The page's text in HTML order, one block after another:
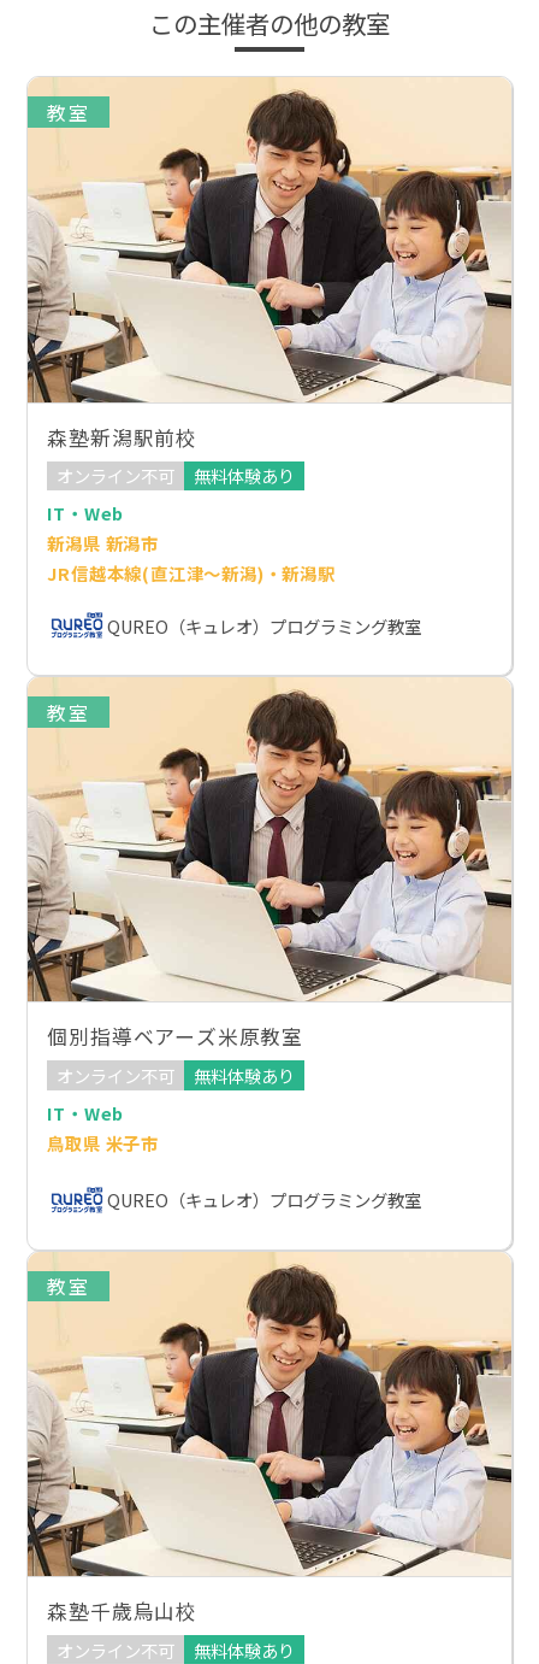
この主催者の他の教室
教室
森塾新潟駅前校
オンライン不可
無料体験あり
IT・Web
新潟県 新潟市
JR信越本線(直江津～新潟)・新潟駅
QUREO（キュレオ）プログラミング教室
教室
個別指導ベアーズ米原教室
オンライン不可
無料体験あり
IT・Web
鳥取県 米子市
QUREO（キュレオ）プログラミング教室
教室
森塾千歳烏山校
オンライン不可
無料体験あり